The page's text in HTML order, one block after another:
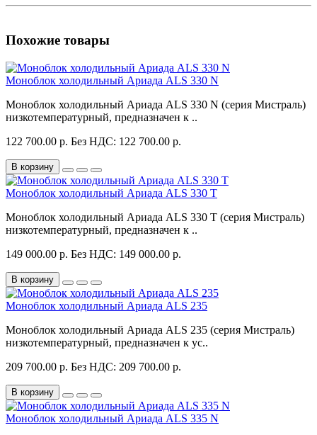
Похожие товары
Моноблок холодильный Ариада ALS 330 N
Моноблок холодильный Ариада ALS 330 N (серия Мистраль)
низкотемпературный, предназначен к ..
122 700.00 р. Без НДС: 122 700.00 р.
В корзину
Моноблок холодильный Ариада ALS 330 T
Моноблок холодильный Ариада ALS 330 T (серия Мистраль)
низкотемпературный, предназначен к ..
149 000.00 р. Без НДС: 149 000.00 р.
В корзину
Моноблок холодильный Ариада ALS 235
Моноблок холодильный Ариада ALS 235 (серия Мистраль)
низкотемпературный, предназначен к ус..
209 700.00 р. Без НДС: 209 700.00 р.
В корзину
Моноблок холодильный Ариада ALS 335 N